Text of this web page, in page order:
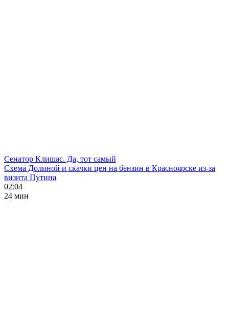
Сенатор Клишас. Да, тот самый
Схема Долиной и скачки цен на бензин в Красноярске из-за
визита Путина
02:04
24 мин